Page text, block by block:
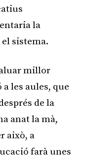
la
sistema.
millor
les aules, que
de la
anat la mà,
això, a
farà unes